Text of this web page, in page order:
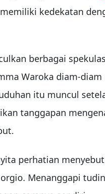
kedekatan
berbagai
Waroka diam-
itu muncul
tanggapan
perhatian
Menanggapi